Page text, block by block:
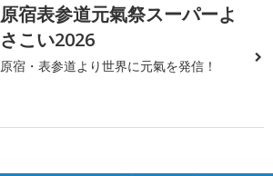
原宿表参道元氣祭スーパーよ
さこい2026
原宿・表参道より世界に元氣を発信！